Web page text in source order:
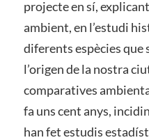
projecte en sí,
ambient, en l’estudi
diferents espècies que
l’origen de la nostra
comparatives
fa uns cent anys,
han fet estudis